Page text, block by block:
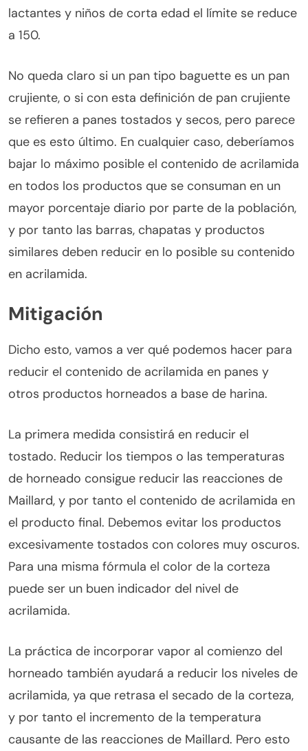
lactantes y niños de corta edad el límite se reduce
a 150.
No queda claro si un pan tipo baguette es un pan
crujiente, o si con esta definición de pan crujiente
se refieren a panes tostados y secos, pero parece
que es esto último. En cualquier caso, deberíamos
bajar lo máximo posible el contenido de acrilamida
en todos los productos que se consuman en un
mayor porcentaje diario por parte de la población,
y por tanto las barras, chapatas y productos
similares deben reducir en lo posible su contenido
en acrilamida.
Mitigación
Dicho esto, vamos a ver qué podemos hacer para
reducir el contenido de acrilamida en panes y
otros productos horneados a base de harina.
La primera medida consistirá en reducir el
tostado. Reducir los tiempos o las temperaturas
de horneado consigue reducir las reacciones de
Maillard, y por tanto el contenido de acrilamida en
el producto final. Debemos evitar los productos
excesivamente tostados con colores muy oscuros.
Para una misma fórmula el color de la corteza
puede ser un buen indicador del nivel de
acrilamida.
La práctica de incorporar vapor al comienzo del
horneado también ayudará a reducir los niveles de
acrilamida, ya que retrasa el secado de la corteza,
y por tanto el incremento de la temperatura
causante de las reacciones de Maillard. Pero esto